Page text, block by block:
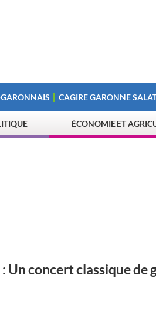
CAGIRE GARONNE
ÉCONOMIE ET
Un concert classique de